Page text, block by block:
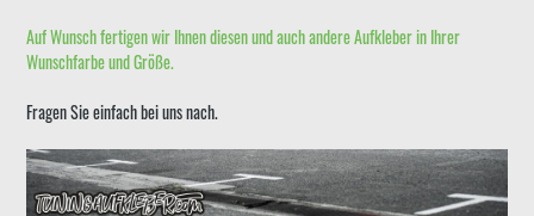
Auf Wunsch fertigen wir Ihnen diesen und auch andere Aufkleber in Ihrer
Wunschfarbe und Größe.
Fragen Sie einfach bei uns nach.